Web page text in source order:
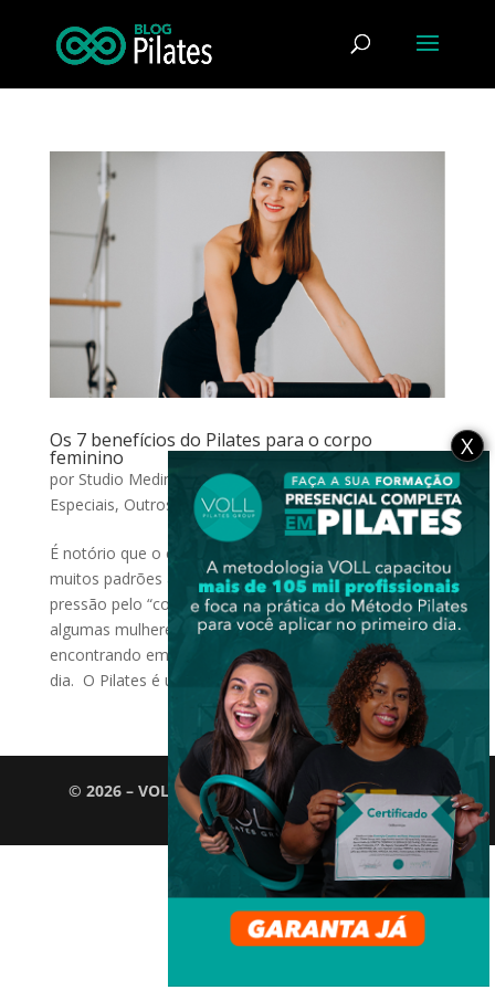
Os 7 benefícios do Pilates para o corpo
feminino
por Studio Medina Plus|jan 31, 2023|Grupos
Especiais, Outros Grupos
É notório que o corpo feminino tem passado por
muitos padrões ao longo das eras. Manter essa
pressão pelo “corpo perfeito” pode ser difícil para
algumas mulheres. No entanto, muitas estão se
encontrando em atividades que deixam a silhueta em
dia. O Pilates é um...
© 2026 – VOLL Pilates Group. Todos os direitos
reservados.
X